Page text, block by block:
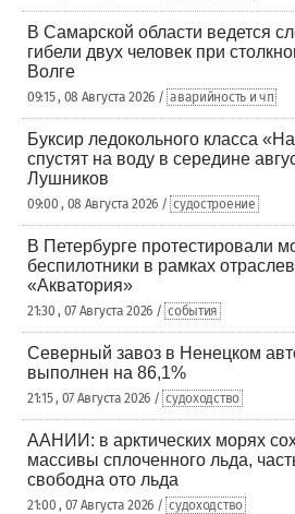
В Самарской области ведется
гибели двух человек при
Волге
09:15 , 08 Августа 2026 / аварийность и чп
Буксир ледокольного класса
спустят на воду в середине
Лушников
09:00 , 08 Августа 2026 / судостроение
В Петербурге протестировали
беспилотники в рамках
«Акватория»
21:30 , 07 Августа 2026 / события
Северный завоз в Ненецком
выполнен на 86,1%
21:15 , 07 Августа 2026 / судоходство
ААНИИ: в арктических морях
массивы сплоченного льда,
свободна ото льда
21:00 , 07 Августа 2026 / судоходство